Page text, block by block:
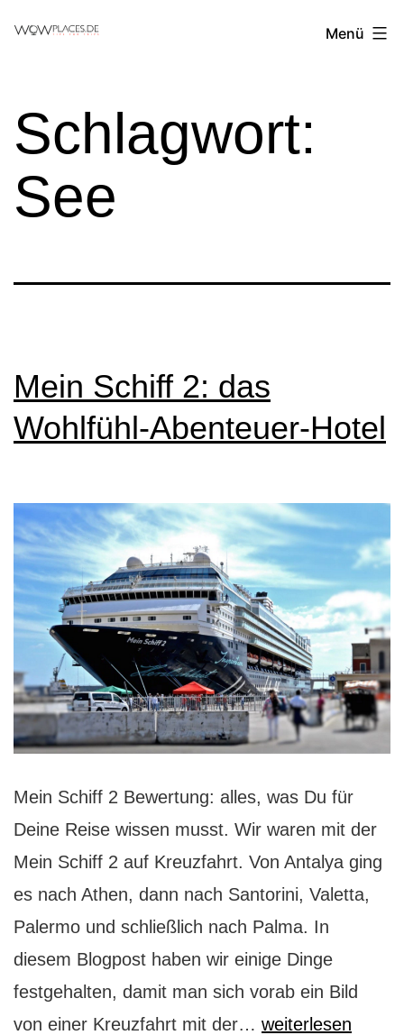
Reiseblog
Menü
Schlagwort:
See
Mein Schiff 2: das
Wohlfühl-Abenteuer-Hotel
Mein Schiff 2 Bewertung: alles, was Du für
Deine Reise wissen musst. Wir waren mit der
Mein Schiff 2 auf Kreuzfahrt. Von Antalya ging
es nach Athen, dann nach Santorini, Valetta,
Palermo und schließlich nach Palma. In
diesem Blogpost haben wir einige Dinge
festgehalten, damit man sich vorab ein Bild
von einer Kreuzfahrt mit der… Mein
weiterlesen